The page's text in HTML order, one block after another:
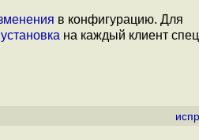
в конфигурацию. Для
установка на каждый клиент